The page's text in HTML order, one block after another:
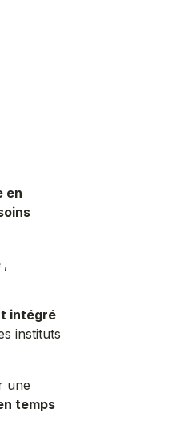
en
,
intégré
instituts
une
temps